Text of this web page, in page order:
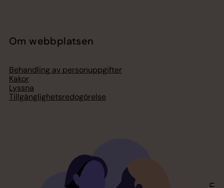
Om webbplatsen
Behandling av personuppgifter
Kakor
Lyssna
Tillgänglighetsredogörelse